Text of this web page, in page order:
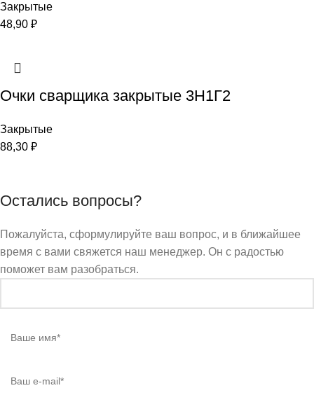
Закрытые
48,90 ₽
Очки сварщика закрытые 3Н1Г2
Закрытые
88,30 ₽
Остались вопросы?
Пожалуйста, сформулируйте ваш вопрос, и в ближайшее
время с вами свяжется наш менеджер. Он с радостью
поможет вам разобраться.